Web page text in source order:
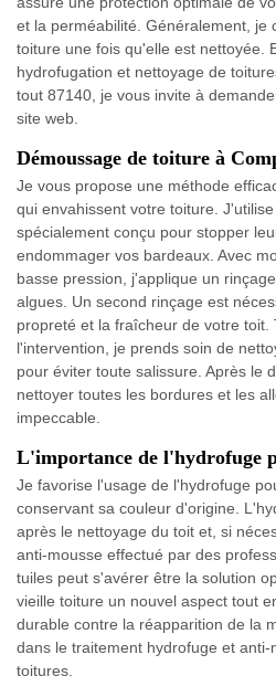
et la perméabilité. Généralement, je
toiture une fois qu'elle est nettoyée.
hydrofugation et nettoyage de
tout 87140, je vous invite à
site web.
Démoussage de toiture à
Je vous propose une méthode
qui envahissent votre toiture.
spécialement conçu pour stopper
endommager vos bardeaux. Avec
basse pression, j'applique un
algues. Un second rinçage est
propreté et la fraîcheur de votre toit.
l'intervention, je prends soin de
pour éviter toute salissure. Après le
nettoyer toutes les bordures et les
impeccable.
L'importance de l'hydrofuge
Je favorise l'usage de l'hydrofuge
conservant sa couleur d'origine.
après le nettoyage du toit et, si
anti-mousse effectué par des
tuiles peut s'avérer être la solution
vieille toiture un nouvel aspect tout
durable contre la réapparition de la
dans le traitement hydrofuge et
toitures.